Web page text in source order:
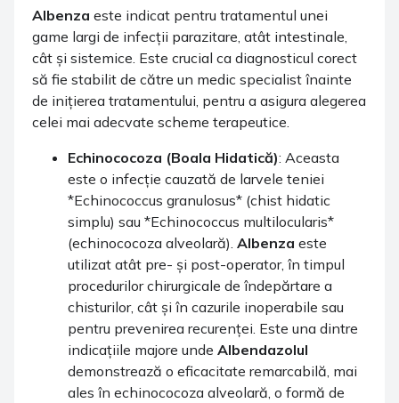
Albenza este indicat pentru tratamentul unei
game largi de infecții parazitare, atât intestinale,
cât și sistemice. Este crucial ca diagnosticul corect
să fie stabilit de către un medic specialist înainte
de inițierea tratamentului, pentru a asigura alegerea
celei mai adecvate scheme terapeutice.
Echinococoza (Boala Hidatică): Aceasta
este o infecție cauzată de larvele teniei
*Echinococcus granulosus* (chist hidatic
simplu) sau *Echinococcus multilocularis*
(echinococoza alveolară). Albenza este
utilizat atât pre- și post-operator, în timpul
procedurilor chirurgicale de îndepărtare a
chisturilor, cât și în cazurile inoperabile sau
pentru prevenirea recurenței. Este una dintre
indicațiile majore unde Albendazolul
demonstrează o eficacitate remarcabilă, mai
ales în echinococoza alveolară, o formă de